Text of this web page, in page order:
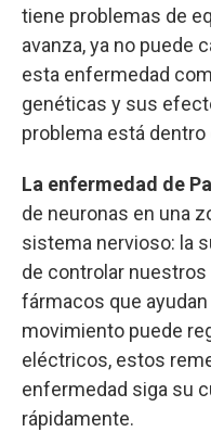
tiene problemas de
avanza, ya no puede
esta enfermedad
genéticas y sus
problema está
La enfermedad de
de neuronas en una
sistema nervioso: la
de controlar
fármacos que
movimiento puede
eléctricos, estos
enfermedad siga su
rápidamente.